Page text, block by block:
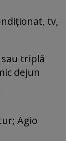
tv,
triplă
dejun
Agio